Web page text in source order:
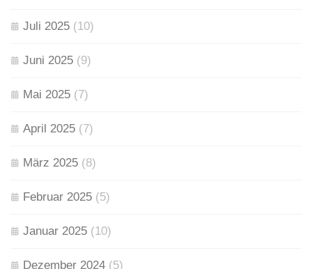
Juli 2025 (10)
Juni 2025 (9)
Mai 2025 (7)
April 2025 (7)
März 2025 (8)
Februar 2025 (5)
Januar 2025 (10)
Dezember 2024 (5)